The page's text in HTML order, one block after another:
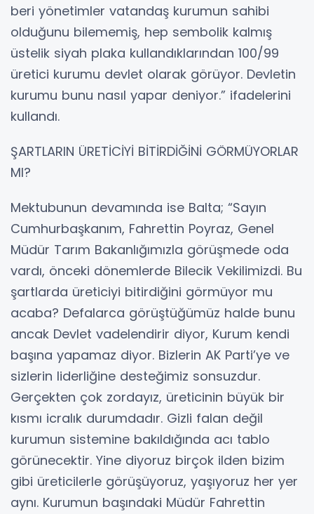
beri yönetimler vatandaş kurumun sahibi
olduğunu bilememiş, hep sembolik kalmış
üstelik siyah plaka kullandıklarından 100/99
üretici kurumu devlet olarak görüyor. Devletin
kurumu bunu nasıl yapar deniyor.” ifadelerini
kullandı.
ŞARTLARIN ÜRETİCİYİ BİTİRDİĞİNİ GÖRMÜYORLAR
MI?
Mektubunun devamında ise Balta; “Sayın
Cumhurbaşkanım, Fahrettin Poyraz, Genel
Müdür Tarım Bakanlığımızla görüşmede oda
vardı, önceki dönemlerde Bilecik Vekilimizdi. Bu
şartlarda üreticiyi bitirdiğini görmüyor mu
acaba? Defalarca görüştüğümüz halde bunu
ancak Devlet vadelendirir diyor, Kurum kendi
başına yapamaz diyor. Bizlerin AK Parti’ye ve
sizlerin liderliğine desteğimiz sonsuzdur.
Gerçekten çok zordayız, üreticinin büyük bir
kısmı icralık durumdadır. Gizli falan değil
kurumun sistemine bakıldığında acı tablo
görünecektir. Yine diyoruz birçok ilden bizim
gibi üreticilerle görüşüyoruz, yaşıyoruz her yer
aynı. Kurumun başındaki Müdür Fahrettin